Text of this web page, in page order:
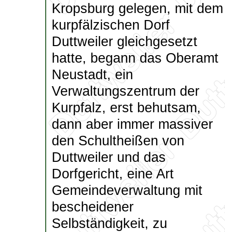
Kropsburg gelegen, mit dem
kurpfälzischen Dorf
Duttweiler gleichgesetzt
hatte, begann das Oberamt
Neustadt, ein
Verwaltungszentrum der
Kurpfalz, erst behutsam,
dann aber immer massiver
den Schultheißen von
Duttweiler und das
Dorfgericht, eine Art
Gemeindeverwaltung mit
bescheidener
Selbständigkeit, zu